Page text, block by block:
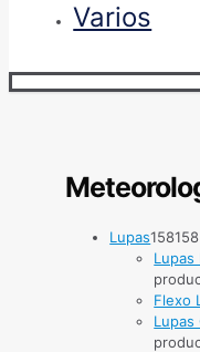
Varios
Lupas158
Lupas
Flexo
Lupas